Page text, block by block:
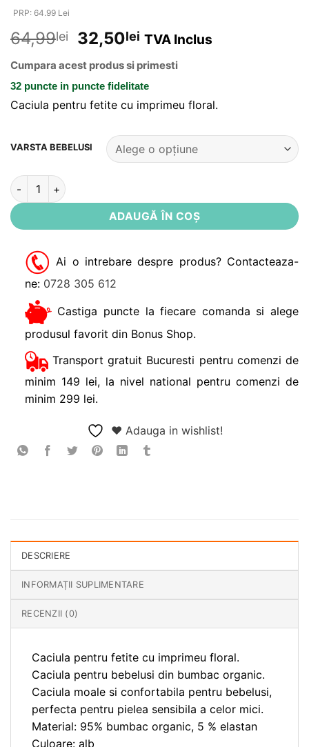
PRP: 64.99 Lei
64,99lei 32,50lei TVA Inclus
Cumpara acest produs si primesti
32 puncte in puncte fidelitate
Caciula pentru fetite cu imprimeu floral.
VARSTA BEBELUSI
Cantitate Caciula bumbac organic Matagami Noppies
ADAUGĂ ÎN COȘ
Ai o intrebare despre produs? Contacteaza-
ne: 0728 305 612
Castiga puncte la fiecare comanda si alege
produsul favorit din Bonus Shop.
Transport gratuit Bucuresti pentru comenzi de
minim 149 lei, la nivel national pentru comenzi de
minim 299 lei.
❤ Adauga in wishlist!
DESCRIERE
INFORMAȚII SUPLIMENTARE
RECENZII (0)
Caciula pentru fetite cu imprimeu floral.
Caciula pentru bebelusi din bumbac organic.
Caciula moale si confortabila pentru bebelusi,
perfecta pentru pielea sensibila a celor mici.
Material: 95% bumbac organic, 5 % elastan
Culoare: alb